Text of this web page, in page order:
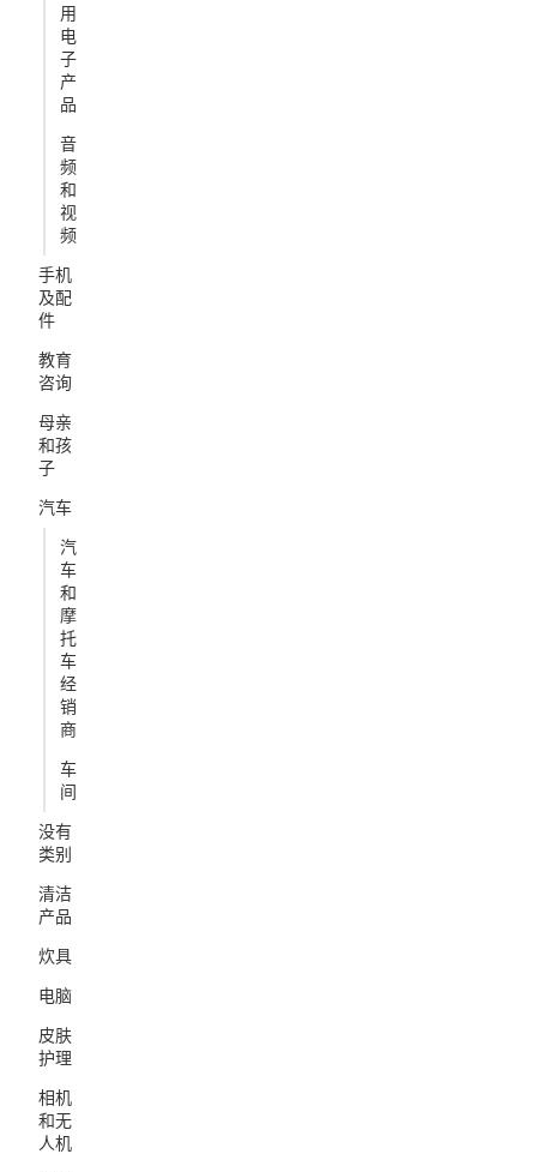
用
电
子
产
品
音
频
和
视
频
手机
及配
件
教育
咨询
母亲
和孩
子
汽车
汽
车
和
摩
托
车
经
销
商
车
间
没有
类别
清洁
产品
炊具
电脑
皮肤
护理
相机
和无
人机